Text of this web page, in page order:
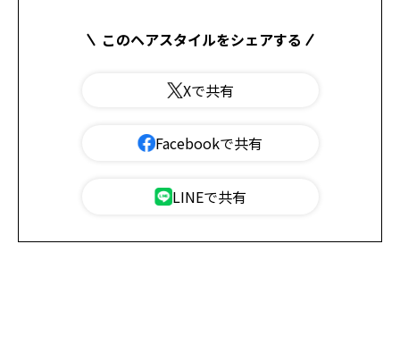
このヘアスタイルをシェアする
Xで共有
Facebookで共有
LINEで共有